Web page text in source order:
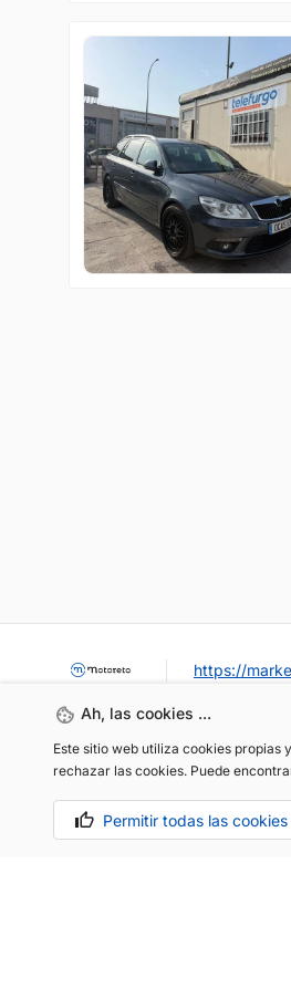
Ah, las cookies ...
Este sitio web utiliza cookies propias
rechazar las cookies. Puede
Permitir todas las cookies
https://